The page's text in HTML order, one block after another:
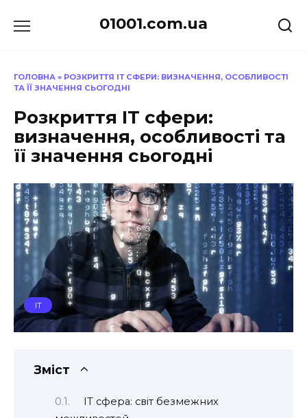
до
01001.com.ua
ГОЛОВНА » РОЗКРИТТЯ ІТ СФЕРИ: ВИЗНАЧЕННЯ, ОСОБЛИВОСТІ
ТА ЇЇ ЗНАЧЕННЯ СЬОГОДНІ
Розкриття ІТ сфери:
визначення, особливості та
її значення сьогодні
IT
Зміст
ІТ сфера: світ безмежних